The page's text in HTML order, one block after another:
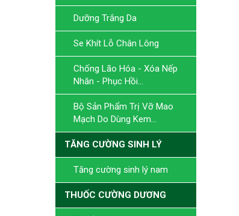
Dưỡng Trắng Da
Se Khít Lỗ Chân Lông
Chống Lão Hóa - Xóa Nếp
Nhăn - Phục Hồi...
Bộ Sản Phẩm Trị Vỡ Mao
Mạch Do Dùng Kem...
TĂNG CƯỜNG SINH LÝ
Tăng cường sinh lý nam
THUỐC CƯỜNG DƯƠNG